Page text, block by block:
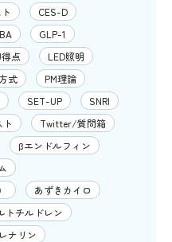
CES-D
GLP-1
点
LED照明
式
PM理論
SET-UP
SNRI
ト
Twitter/質問箱
βエンドルフィン
あずきカイロ
トチルドレン
ナリン